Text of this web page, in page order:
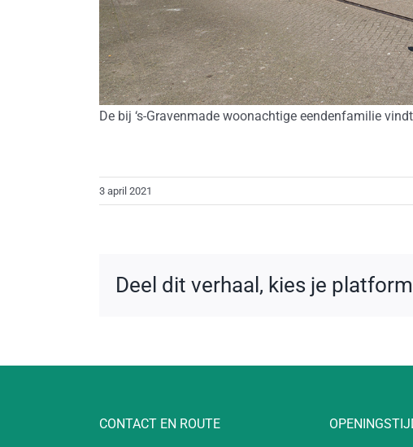
De bij ‘s-Gravenmade woonachtige eendenfamilie
3 april 2021
Deel dit verhaal, kies je
CONTACT EN ROUTE